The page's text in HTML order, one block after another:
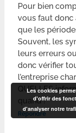
Pour bien
vous faut donc
que les
Souvent, les
leurs erreurs
donc vérifier
l’entreprise
QUELLES
quand !
Répondre
Les cookies
d'offrir des
d'analyser notre